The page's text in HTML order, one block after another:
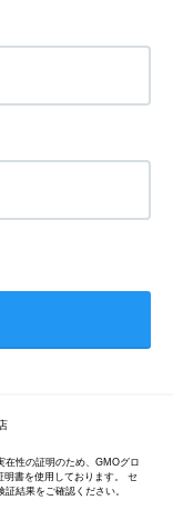
在性の証明のため、GMOグロ
書を使用しております。 セ
結果をご確認ください。